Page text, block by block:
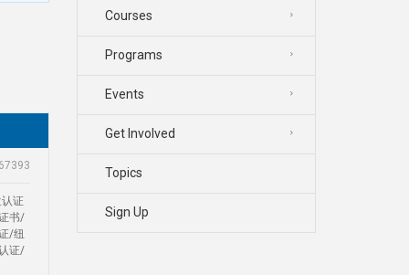
证
书/
/纽
证/
Courses
Programs
Events
Get Involved
Topics
Sign Up